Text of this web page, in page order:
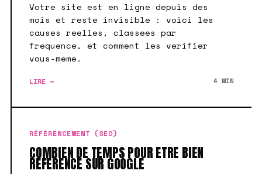
Votre site est en ligne depuis des
mois et reste invisible : voici les
causes reelles, classees par
frequence, et comment les verifier
vous-meme.
LIRE → 4 MIN
RÉFÉRENCEMENT (SEO)
COMBIEN DE TEMPS POUR ETRE BIEN
REFERENCE SUR GOOGLE